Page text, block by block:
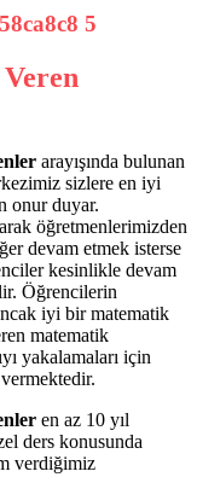
arayışında bulunan
sizlere en iyi
onur duyar.
öğretmenlerimizden
devam etmek isterse
kesinlikle devam
Öğrencilerin
iyi bir matematik
matematik
yakalamaları için
en az 10 yıl
ders konusunda
verdiğimiz